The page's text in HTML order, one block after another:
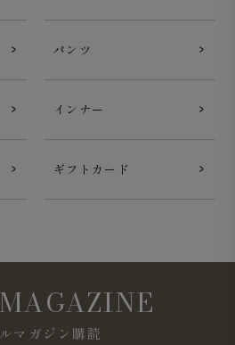
パンツ
インナー
ギフトカード
マガジン購読